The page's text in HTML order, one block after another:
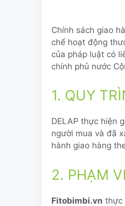
Chính sách giao
chế hoạt động
của pháp luật có
chính phủ nước
1. QUY
DELAP thực hiện
người mua và đã
hành giao hàng
2. PHẠM
Fitobimbi.vn thực